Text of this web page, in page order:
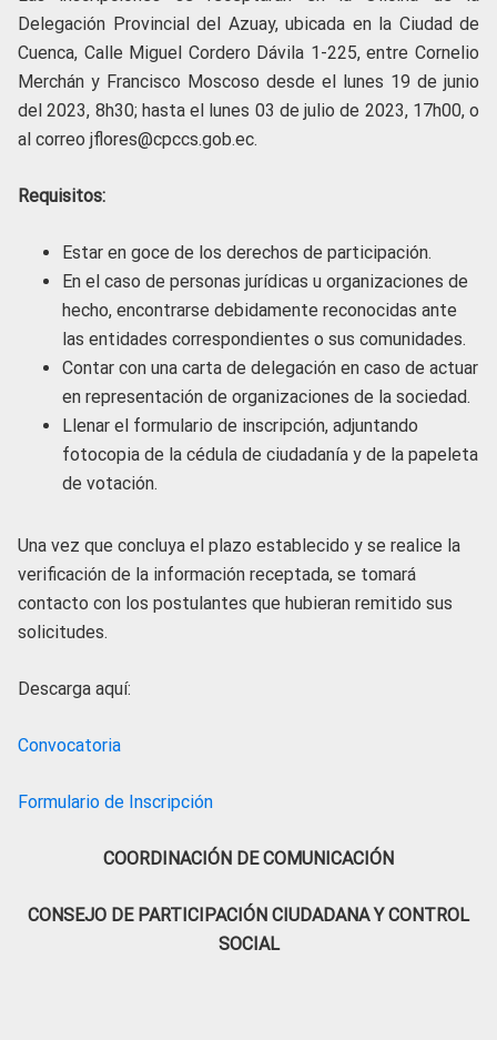
Delegación Provincial del Azuay, ubicada en la Ciudad de
Cuenca, Calle Miguel Cordero Dávila 1-225, entre Cornelio
Merchán y Francisco Moscoso desde el lunes 19 de junio
del 2023, 8h30; hasta el lunes 03 de julio de 2023, 17h00, o
al correo jflores@cpccs.gob.ec.
Requisitos:
Estar en goce de los derechos de participación.
En el caso de personas jurídicas u organizaciones de
hecho, encontrarse debidamente reconocidas ante
las entidades correspondientes o sus comunidades.
Contar con una carta de delegación en caso de actuar
en representación de organizaciones de la sociedad.
Llenar el formulario de inscripción, adjuntando
fotocopia de la cédula de ciudadanía y de la papeleta
de votación.
Una vez que concluya el plazo establecido y se realice la
verificación de la información receptada, se tomará
contacto con los postulantes que hubieran remitido sus
solicitudes.
Descarga aquí:
Convocatoria
Formulario de Inscripción
COORDINACIÓN DE COMUNICACIÓN
CONSEJO DE PARTICIPACIÓN CIUDADANA Y CONTROL
SOCIAL